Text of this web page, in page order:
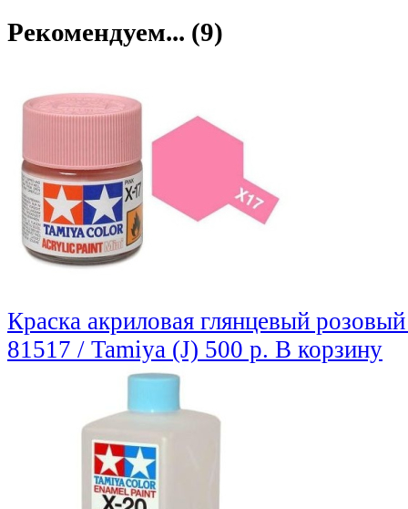
Рекомендуем... (9)
Краска акриловая глянцевый
81517 / Tamiya (J) 500 р. В корзину